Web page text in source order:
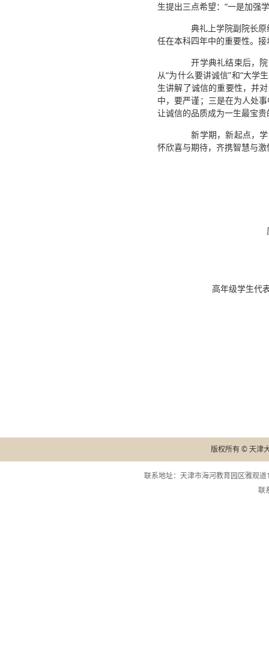
生提出三点希望：“一是加强
典礼上学院副院长原
任在本科四年中的重要性。
开学典礼结束后，院
从“为什么要讲诚信”和“大学
生讲解了诚信的重要性，并
中，要严谨；三是在为人处
让诚信的品质成为一生最宝
新学期，新起点，学
怀欣喜与期待，齐携智慧与
高年级学生代
版权所有 © 天津
联系地址：天津市海河教育园区雅观
联